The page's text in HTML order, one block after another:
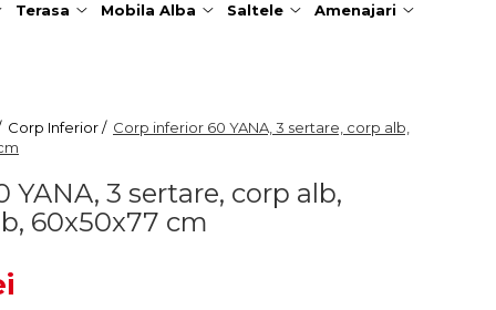
Terasa Mobila Alba Saltele Amenajari
Corp Inferior / Corp inferior 60 YANA, 3 sertare, corp alb,
YANA, 3 sertare, corp alb,
60x50x77 cm